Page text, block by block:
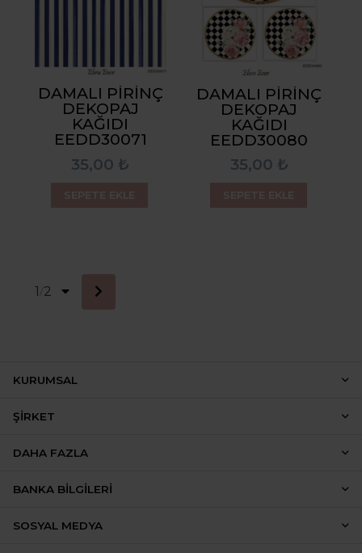
DAMALI PIRINÇ
DEKOPAJ
KAĞIDI
EEDD30071
35,00 ₺
DAMALI PIRINÇ
DEKOPAJ
KAĞIDI
EEDD30080
35,00 ₺
1 /2
KURUMSAL
ŞIRKET
DAHA FAZLA
BANKA BILGILERI
SOSYAL MEDYA